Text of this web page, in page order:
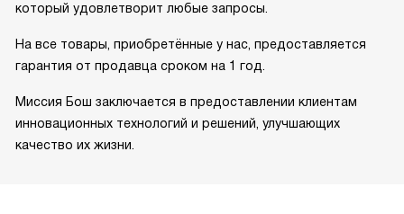
который удовлетворит любые запросы.
На все товары, приобретённые у нас, предоставляется
гарантия от продавца сроком на 1 год.
Миссия Бош заключается в предоставлении клиентам
инновационных технологий и решений, улучшающих
качество их жизни.